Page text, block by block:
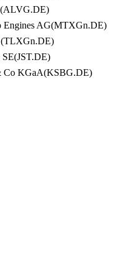
Engines AG(MTXGn.DE)
SE(JST.DE)
Co KGaA(KSBG.DE)